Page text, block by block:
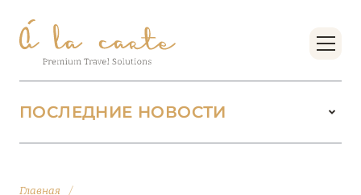
Главная /
ПОСЛЕДНИЕ НОВОСТИ
БУТИК-КУРОРТЫ МАЛЬДИВСКИХ ОСТРОВОВ